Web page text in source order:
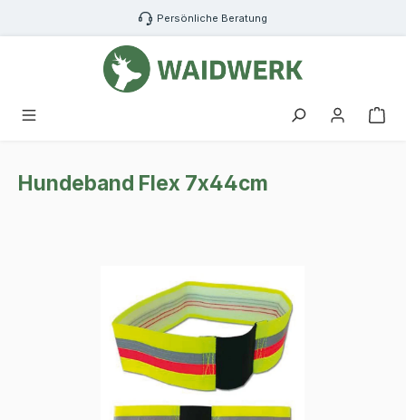
Zum Hauptinhalt springen Persönliche Beratung
Hundeband Flex 7x44cm